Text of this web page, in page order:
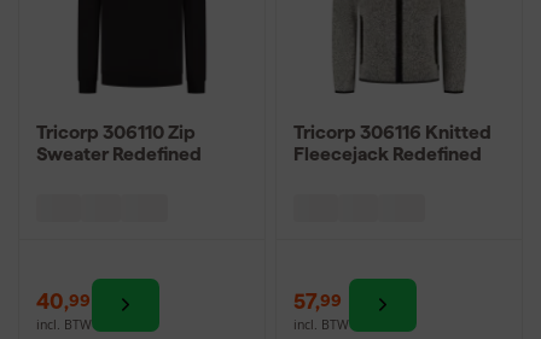
Tricorp 306110 Zip
Sweater Redefined
40,99
incl. BTW
Tricorp 306116 Knitted
Fleecejack Redefined
57,99
incl. BTW